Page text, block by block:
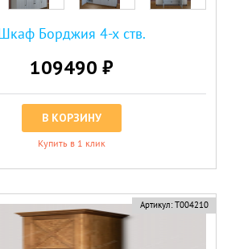
Борджия 4-х ств.
109490 ₽
В КОРЗИНУ
Купить в 1 клик
Артикул: Т004210